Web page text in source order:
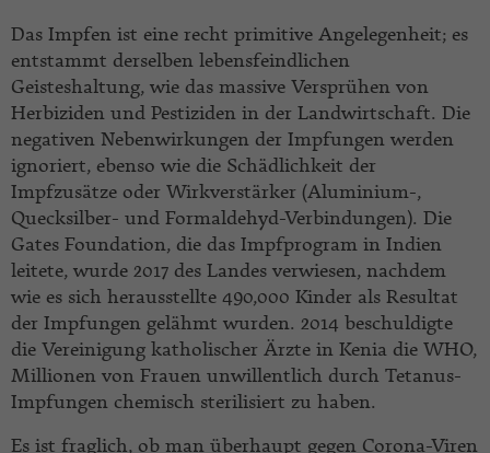
Das Impfen ist eine recht primitive Angelegenheit; es
entstammt derselben lebensfeindlichen
Geisteshaltung, wie das massive Versprühen von
Herbiziden und Pestiziden in der Landwirtschaft. Die
negativen Nebenwirkungen der Impfungen werden
ignoriert, ebenso wie die Schädlichkeit der
Impfzusätze oder Wirkverstärker (Aluminium-,
Quecksilber- und Formaldehyd-Verbindungen). Die
Gates Foundation, die das Impfprogram in Indien
leitete, wurde 2017 des Landes verwiesen, nachdem
wie es sich herausstellte 490,000 Kinder als Resultat
der Impfungen gelähmt wurden. 2014 beschuldigte
die Vereinigung katholischer Ärzte in Kenia die WHO,
Millionen von Frauen unwillentlich durch Tetanus-
Impfungen chemisch sterilisiert zu haben.
Es ist fraglich, ob man überhaupt gegen Corona-Viren